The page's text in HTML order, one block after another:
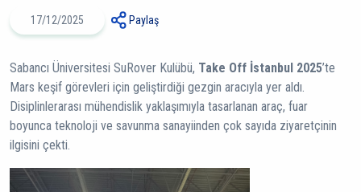
17/12/2025 Paylaş
Sabancı Üniversitesi SuRover Kulübü, Take Off İstanbul 2025’te
Mars keşif görevleri için geliştirdiği gezgin aracıyla yer aldı.
Disiplinlerarası mühendislik yaklaşımıyla tasarlanan araç, fuar
boyunca teknoloji ve savunma sanayiinden çok sayıda ziyaretçinin
ilgisini çekti.